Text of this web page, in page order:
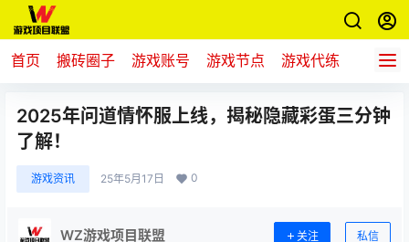
首页 搬砖圈子 游戏账号 游戏节点 游戏代练 新游推
2025年问道情怀服上线，揭秘隐藏彩蛋三分钟
了解！
游戏资讯 25年5月17日 0
WZ游戏项目联盟 关注 私信